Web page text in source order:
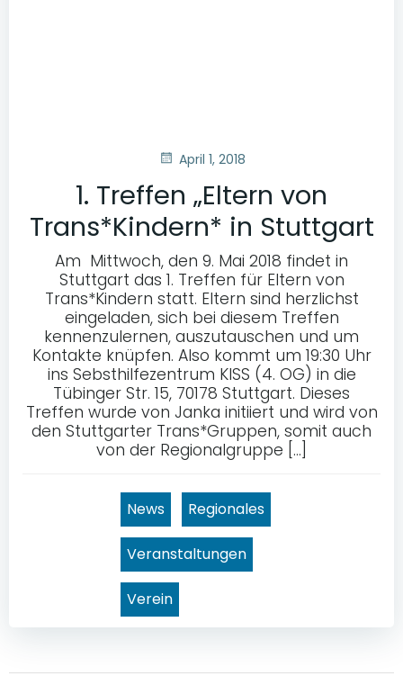
April 1, 2018
1. Treffen „Eltern von
Trans*Kindern* in Stuttgart
Am Mittwoch, den 9. Mai 2018 findet in
Stuttgart das 1. Treffen für Eltern von
Trans*Kindern statt. Eltern sind herzlichst
eingeladen, sich bei diesem Treffen
kennenzulernen, auszutauschen und um
Kontakte knüpfen. Also kommt um 19:30 Uhr
ins Sebsthilfezentrum KISS (4. OG) in die
Tübinger Str. 15, 70178 Stuttgart. Dieses
Treffen wurde von Janka initiiert und wird von
den Stuttgarter Trans*Gruppen, somit auch
von der Regionalgruppe […]
News Regionales
Veranstaltungen
Verein